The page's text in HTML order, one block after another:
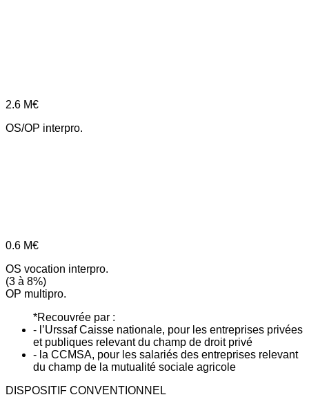
2.6 M€
OS/OP interpro.
0.6 M€
OS vocation interpro.
(3 à 8%)
OP multipro.
*Recouvrée par :
- l’Urssaf Caisse nationale, pour les entreprises privées
et publiques relevant du champ de droit privé
- la CCMSA, pour les salariés des entreprises relevant
du champ de la mutualité sociale agricole
DISPOSITIF CONVENTIONNEL